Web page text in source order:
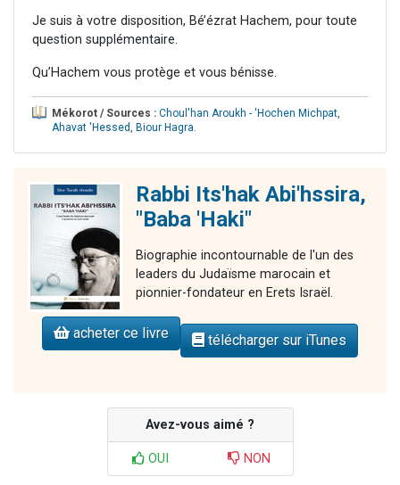
Je suis à votre disposition, Bé’ézrat Hachem, pour toute
question supplémentaire.
Qu’Hachem vous protège et vous bénisse.
Mékorot / Sources : Choul'han Aroukh - 'Hochen Michpat,
Ahavat 'Hessed, Biour Hagra.
Rabbi Its'hak Abi'hssira,
"Baba 'Haki"
Biographie incontournable de l'un des
leaders du Judaïsme marocain et
pionnier-fondateur en Erets Israël.
acheter ce livre télécharger sur iTunes
Avez-vous aimé ?
OUI NON